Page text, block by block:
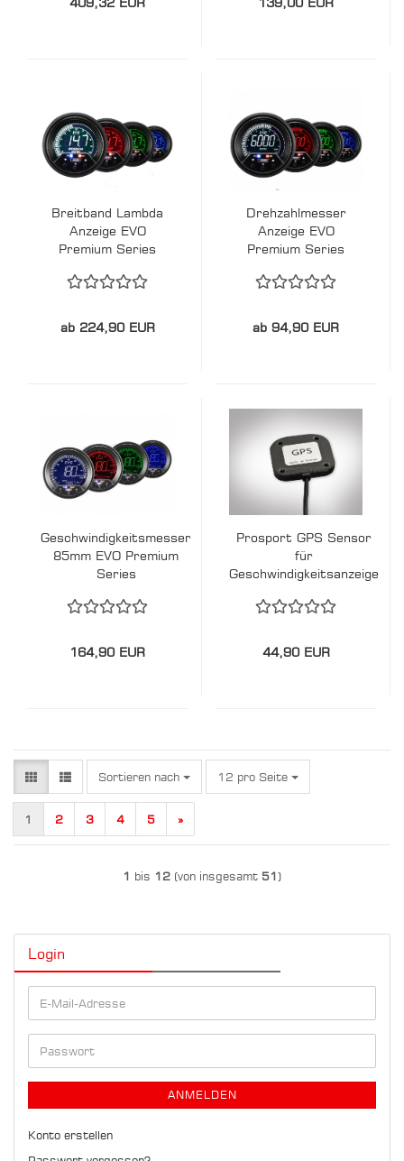
Breitband Lambda
Anzeige EVO
Premium Series
ab 224,90 EUR
Drehzahlmesser
Anzeige EVO
Premium Series
ab 94,90 EUR
Geschwindigkeitsmesser
85mm EVO Premium
Series
164,90 EUR
Prosport GPS Sensor
für
Geschwindigkeitsanzeige
44,90 EUR
Sortieren nach
Sortieren nach 12 pro Seite
pro Seite
1 2 3 4 5 »
1 bis 12 (von insgesamt 51)
Login
E-
Mail-
Adresse
Passwort
ANMELDEN
Konto erstellen